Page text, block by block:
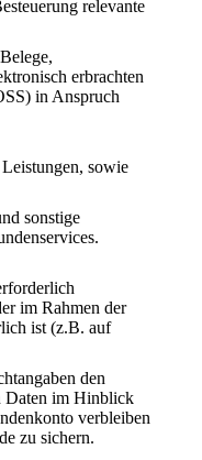
relevante
erbrachten
in Anspruch
sowie
sonstige
im Rahmen der
ist (z.B. auf
den
Daten im Hinblick
verbleiben
zu sichern.